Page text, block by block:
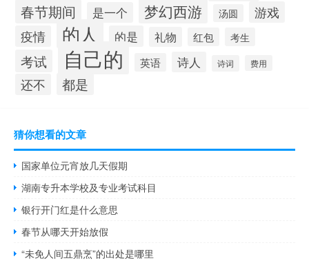
春节期间 是一个 梦幻西游 汤圆
游戏
疫情
的人 的是 礼物 红包 考生
考试 自己的 英语 诗人 诗词 费用
还不 都是
猜你想看的文章
国家单位元宵放几天假期
湖南专升本学校及专业考试科目
银行开门红是什么意思
春节从哪天开始放假
“未免人间五鼎烹”的出处是哪里